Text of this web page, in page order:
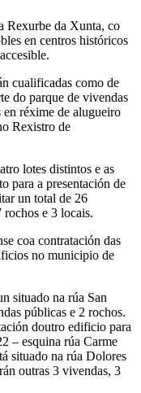
Rexurbe da Xunta, co
en centros históricos
cualificadas como de
do parque de vivendas
en réxime de alugueiro
Rexistro de
lotes distintos e as
para a presentación de
un total de 26
e 3 locais.
coa contratación das
no municipio de
situado na rúa San
públicas e 2 rochos.
doutro edificio para
– esquina rúa Carme
situado na rúa Dolores
outras 3 vivendas, 3